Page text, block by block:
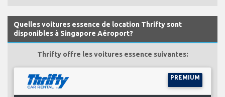
Quelles voitures essence de location Thrifty sont
disponibles à Singapore Aéroport?
Thrifty offre les voitures essence suivantes:
PREMIUM